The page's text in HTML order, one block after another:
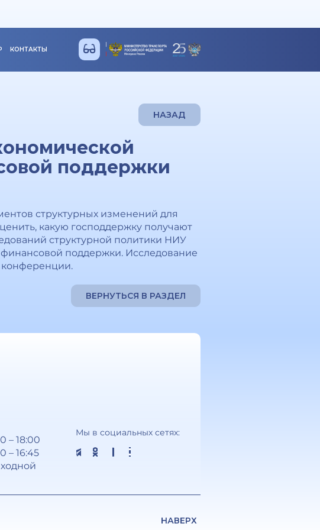
КОНТАКТЫ
НАЗАД
поддержки
структурных изменений для
какую господдержку получают
структурной политики НИУ
поддержки. Исследование
конференции.
ВЕРНУТЬСЯ В РАЗДЕЛ
– 18:00
– 16:45
Мы в социальных сетях:
НАВЕРХ